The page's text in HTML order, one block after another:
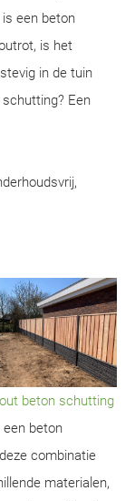
is een beton
is het
in de tuin
Een
beton schutting
een beton
combinatie
materialen,